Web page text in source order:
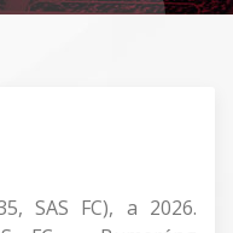
SAS FC), a 2026.